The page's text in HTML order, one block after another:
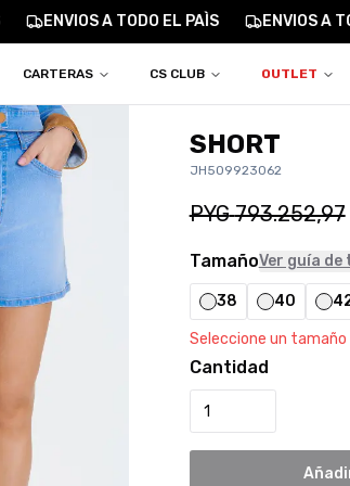
ENVIOS A TODO EL PAÌS ENVIOS A
CARTERAS CS CLUB OUTLET
SHORT
JH509923062
PYG 793.252,97
TamañoVer guía de
38 40
Seleccione un tamaño
Cantidad